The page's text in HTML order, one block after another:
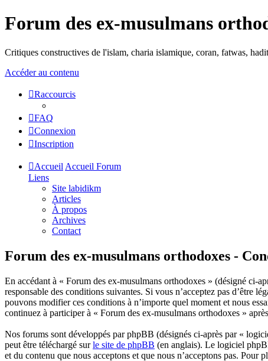
Forum des ex-musulmans
Critiques constructives de l'islam, charia islamique, coran, fatwas,
Accéder au contenu
Raccourcis
FAQ
Connexion
Inscription
Accueil Accueil Forum
Liens
Site labidikm
Articles
À propos
Archives
Contact
Forum des ex-musulmans orthodoxes -
En accédant à « Forum des ex-musulmans orthodoxes » (désigné ci-
responsable des conditions suivantes. Si vous n’acceptez pas d’être
pouvons modifier ces conditions à n’importe quel moment et nous
continuez à participer à « Forum des ex-musulmans orthodoxes »
Nos forums sont développés par phpBB (désignés ci-après par «
peut être téléchargé surle site de phpBB (en anglais). Le logiciel
et du contenu que nous acceptons et que nous n’acceptons pas.